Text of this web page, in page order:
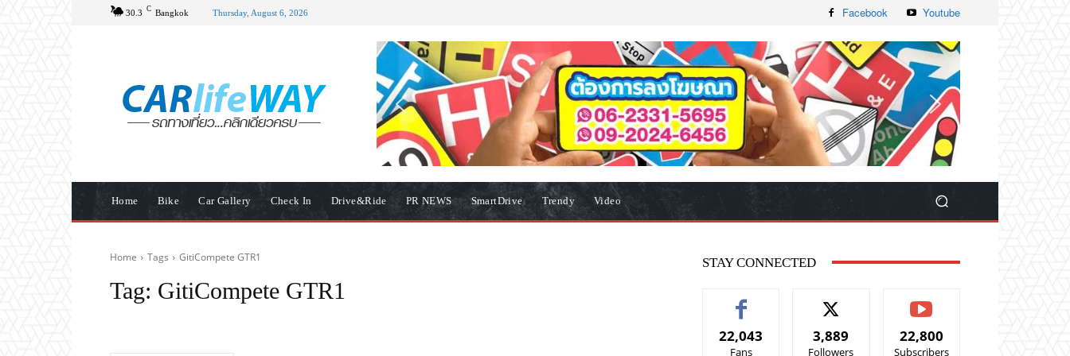
30.3 C Bangkok Thursday, August 6, 2026 Facebook Youtube
Home Bike Car Gallery Check In Drive&Ride PR NEWS SmartDrive Trendy Video
Home Tags GitiCompete GTR1
Tag: GitiCompete GTR1
STAY CONNECTED
22,043
Fans
3,889
Followers
22,800
Subscribers